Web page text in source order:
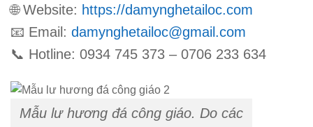
🌐 Website: https://damynghetailoc.com
📧 Email: damynghetailoc@gmail.com
📞 Hotline: 0934 745 373 – 0706 233 634
Mẫu lư hương đá công giáo. Do các